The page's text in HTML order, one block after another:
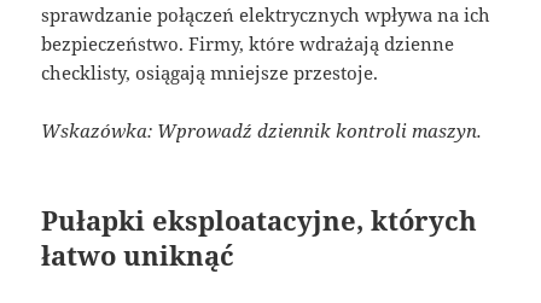
sprawdzanie połączeń elektrycznych wpływa na ich
bezpieczeństwo. Firmy, które wdrażają dzienne
checklisty, osiągają mniejsze przestoje.
Wskazówka: Wprowadź dziennik kontroli maszyn.
Pułapki eksploatacyjne, których
łatwo uniknąć